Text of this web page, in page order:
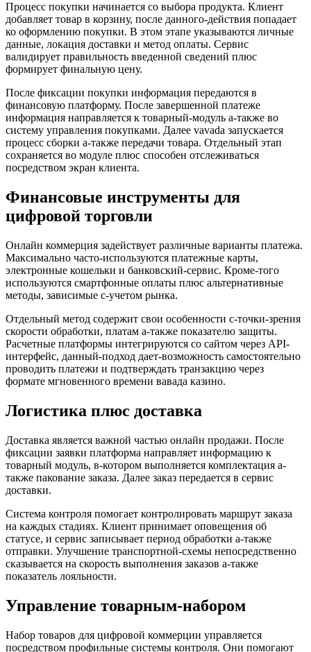
Процесс покупки начинается со выбора продукта. Клиент
добавляет товар в корзину, после данного-действия попадает
ко оформлению покупки. В этом этапе указываются личные
данные, локация доставки и метод оплаты. Сервис
валидирует правильность введенной сведений плюс
формирует финальную цену.
После фиксации покупки информация передаются в
финансовую платформу. После завершенной платеже
информация направляется к товарный-модуль а-также во
систему управления покупками. Далее vavada запускается
процесс сборки а-также передачи товара. Отдельный этап
сохраняется во модуле плюс способен отслеживаться
посредством экран клиента.
Финансовые инструменты для
цифровой торговли
Онлайн коммерция задействует различные варианты платежа.
Максимально часто-используются платежные карты,
электронные кошельки и банковский-сервис. Кроме-того
используются смартфонные оплаты плюс альтернативные
методы, зависимые с-учетом рынка.
Отдельный метод содержит свои особенности с-точки-зрения
скорости обработки, платам а-также показателю защиты.
Расчетные платформы интегрируются со сайтом через API-
интерфейс, данный-подход дает-возможность самостоятельно
проводить платежи и подтверждать транзакцию через
формате мгновенного времени вавада казино.
Логистика плюс доставка
Доставка является важной частью онлайн продажи. После
фиксации заявки платформа направляет информацию к
товарный модуль, в-котором выполняется комплектация а-
также пакование заказа. Далее заказ передается в сервис
доставки.
Система контроля помогает контролировать маршрут заказа
на каждых стадиях. Клиент принимает оповещения об
статусе, и сервис записывает период обработки а-также
отправки. Улучшение транспортной-схемы непосредственно
сказывается на скорость выполнения заказов а-также
показатель лояльности.
Управление товарным-набором
Набор товаров для цифровой коммерции управляется
посредством профильные системы контроля. Они помогают